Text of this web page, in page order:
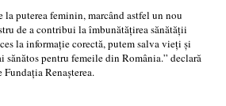
la puterea feminin, marcând astfel un nou
de a contribui la îmbunătățirea sănătății
la informație corectă, putem salva vieți și
pentru femeile din România.” declară
Renașterea.